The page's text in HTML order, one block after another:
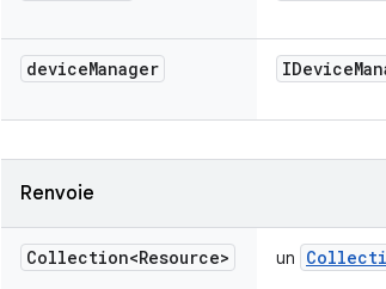
deviceManager IDevice
Renvoie
Collection<Resource> un